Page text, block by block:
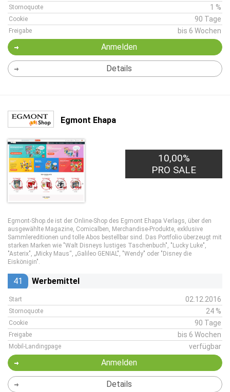
Stornoquote 1 %
Cookie 90 Tage
Freigabe bis 6 Wochen
Anmelden
Details
Egmont Ehapa
10,00%
PRO SALE
Egmont-Shop.de ist der Online-Shop des Egmont Ehapa Verlags, über den
ausgewählte Magazine, Comicalben, Merchandise-Produkte, exklusive
Sammlereditionen und tolle Abos bestellbar sind. Das Portfolio überzeugt mit
starken Marken wie "Walt Disneys lustiges Taschenbuch", "Lucky Luke",
"Asterix", „Micky Maus“, „Galileo GENIAL", "Wendy" oder "Disney die
Eiskönigin".
41 Werbemittel
Start 02.12.2016
Stornoquote 24 %
Cookie 90 Tage
Freigabe bis 6 Wochen
Mobil-Landingpage verfügbar
Anmelden
Details